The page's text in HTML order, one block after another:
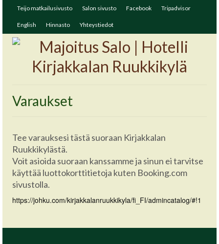
Teijo matkailusivusto Salon sivusto Facebook Tripadvisor
English Hinnasto Yhteystiedot
Varaukset
Tee varauksesi tästä suoraan Kirjakkalan
Ruukkikylästä.
Voit asioida suoraan kanssamme ja sinun ei tarvitse
käyttää luottokorttitietoja kuten Booking.com
sivustolla.
https://johku.com/kirjakkalanruukkikyla/fi_FI/admincatalog/#!1